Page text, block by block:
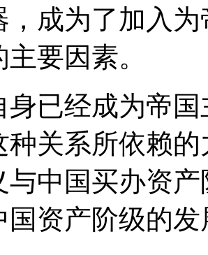
，成为了加入
要因素。
身已经成为帝
种关系所依赖
与中国买办资
国资产阶级的发